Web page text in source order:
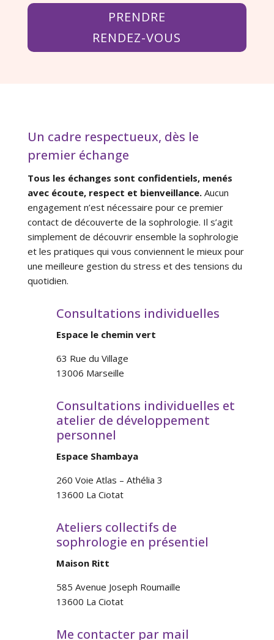
PRENDRE
RENDEZ-VOUS
Un cadre respectueux, dès le
premier échange
Tous les échanges sont confidentiels, menés
avec écoute, respect et bienveillance.Aucun
engagement n’est nécessaire pour ce premier
contact de découverte de la sophrologie. Il s’agit
simplement de découvrir ensemble la sophrologie
et les pratiques qui vous conviennent le mieux pour
une meilleure gestion du stress et des tensions du
quotidien.
Consultations individuelles
Espace le chemin vert
63 Rue du Village
13006 Marseille
Consultations individuelles et
atelier de développement
personnel
Espace Shambaya
260 Voie Atlas – Athélia 3
13600 La Ciotat
Ateliers collectifs de
sophrologie en présentiel
Maison Ritt
585 Avenue Joseph Roumaille
13600 La Ciotat
Me contacter par mail